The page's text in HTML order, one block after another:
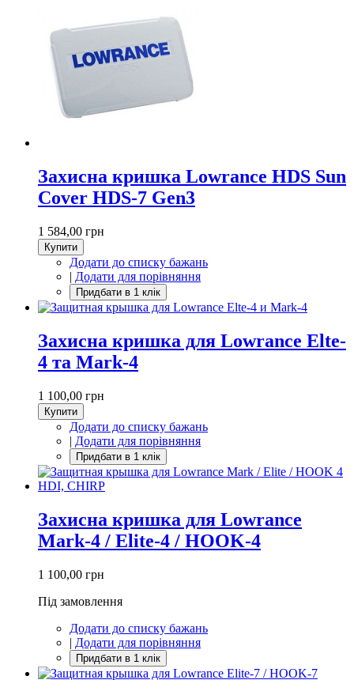
Захисна кришка Lowrance HDS Sun
Cover HDS-7 Gen3
1 584,00 грн
Купити
Додати до списку бажань
| Додати для порівняння
Захисна кришка для Lowrance Elte-
4 та Mark-4
1 100,00 грн
Купити
Додати до списку бажань
| Додати для порівняння
Захисна кришка для Lowrance
Mark-4 / Elite-4 / HOOK-4
1 100,00 грн
Під замовлення
Додати до списку бажань
| Додати для порівняння